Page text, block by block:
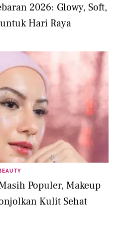
2026: Glowy, Soft,
Hari Raya
Populer, Makeup
Kulit Sehat